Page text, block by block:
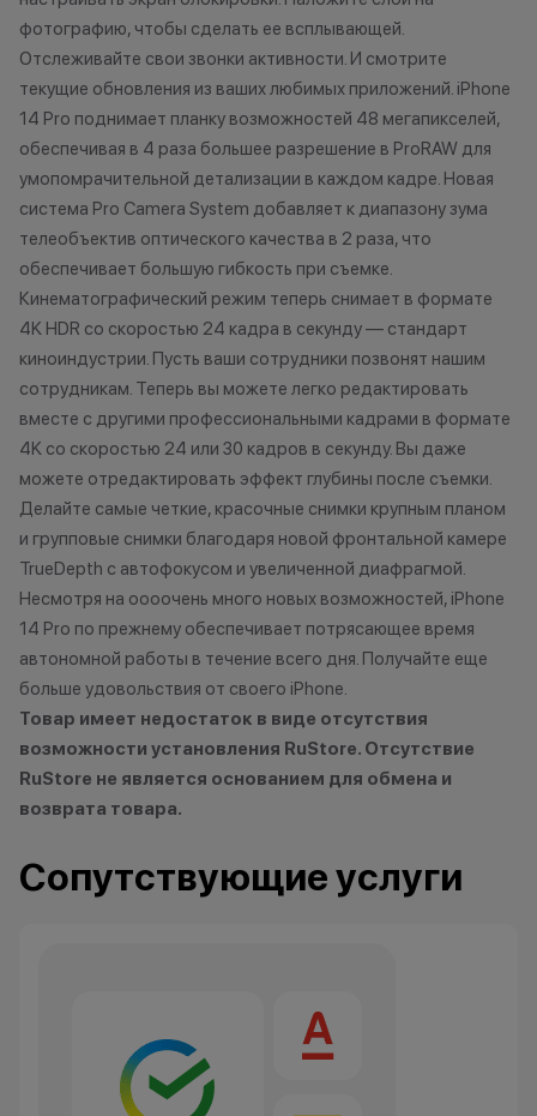
фотографию, чтобы сделать ее всплывающей.
Отслеживайте свои звонки активности. И смотрите
текущие обновления из ваших любимых приложений. iPhone
14 Pro поднимает планку возможностей 48 мегапикселей,
обеспечивая в 4 раза большее разрешение в ProRAW для
умопомрачительной детализации в каждом кадре. Новая
система Pro Camera System добавляет к диапазону зума
телеобъектив оптического качества в 2 раза, что
обеспечивает большую гибкость при съемке.
Кинематографический режим теперь снимает в формате
4K HDR со скоростью 24 кадра в секунду — стандарт
киноиндустрии. Пусть ваши сотрудники позвонят нашим
сотрудникам. Теперь вы можете легко редактировать
вместе с другими профессиональными кадрами в формате
4K со скоростью 24 или 30 кадров в секунду. Вы даже
можете отредактировать эффект глубины после съемки.
Делайте самые четкие, красочные снимки крупным планом
и групповые снимки благодаря новой фронтальной камере
TrueDepth с автофокусом и увеличенной диафрагмой.
Несмотря на оооочень много новых возможностей, iPhone
14 Pro по прежнему обеспечивает потрясающее время
автономной работы в течение всего дня. Получайте еще
больше удовольствия от своего iPhone.
Товар имеет недостаток в виде отсутствия
возможности установления RuStore. Отсутствие
RuStore не является основанием для обмена и
возврата товара.
Сопутствующие услуги